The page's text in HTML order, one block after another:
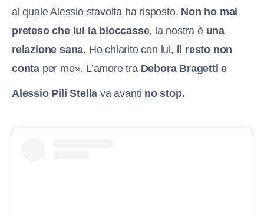
al quale Alessio stavolta ha risposto. Non ho mai
preteso che lui la bloccasse, la nostra è una
relazione sana. Ho chiarito con lui, il resto non
conta per me». L’amore tra Debora Bragetti e
Alessio Pili Stellava avanti no stop.